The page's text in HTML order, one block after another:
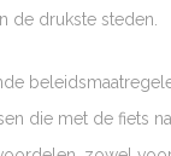
de drukste steden.
met de fiets